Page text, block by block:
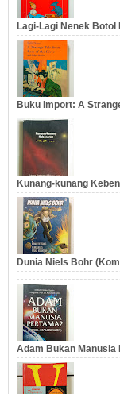
Lagi-Lagi Nenek
Buku Import: A
Kunang-kunang
Dunia Niels Bohr
Adam Bukan Manusia